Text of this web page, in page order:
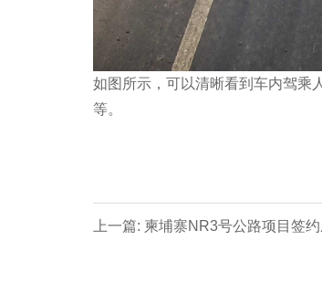
如图所示，可以清晰看到车内驾乘
等。
上一篇: 柬埔寨NR3号公路项目签约